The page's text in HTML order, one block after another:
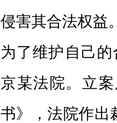
侵害其合法权益
为了维护自己
京某法院。立
书》，法院作出